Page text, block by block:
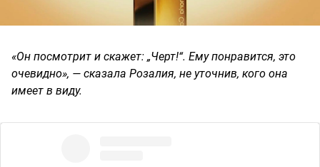
«Он посмотрит и скажет: „Черт!“. Ему понравится, это
очевидно», — сказала Розалия, не уточнив, кого она
имеет в виду.